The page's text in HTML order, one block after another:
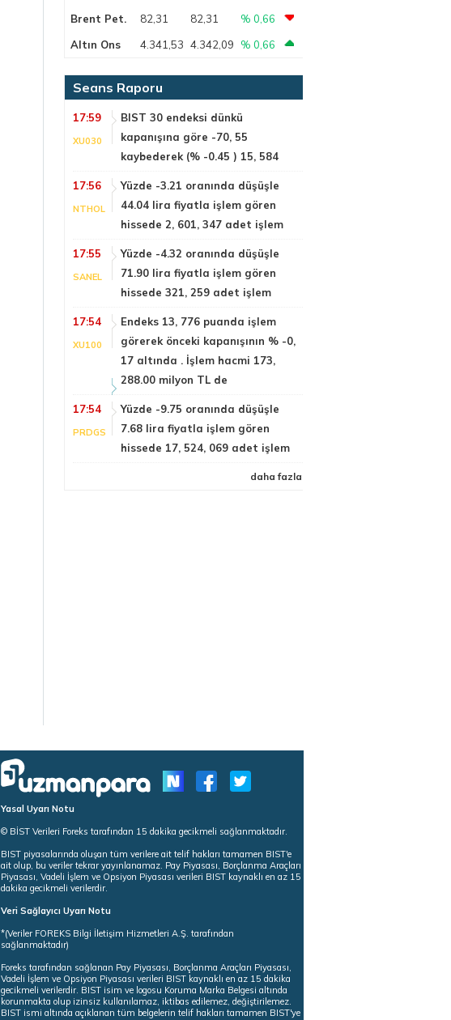
Brent Pet.
82,31 82,31
% 0,66
Altın Ons
4.341,53 4.342,09 % 0,66
Seans Raporu
17:59
XU030
BIST 30 endeksi dünkü
kapanışına göre -70, 55
kaybederek (% -0.45 ) 15, 584
17:56
NTHOL
Yüzde -3.21 oranında düşüşle
44.04 lira fiyatla işlem gören
hissede 2, 601, 347 adet işlem
17:55
SANEL
Yüzde -4.32 oranında düşüşle
71.90 lira fiyatla işlem gören
hissede 321, 259 adet işlem
17:54
XU100
Endeks 13, 776 puanda işlem
görerek önceki kapanışının % -0,
17 altında . İşlem hacmi 173,
288.00 milyon TL de
17:54
PRDGS
Yüzde -9.75 oranında düşüşle
7.68 lira fiyatla işlem gören
hissede 17, 524, 069 adet işlem
daha fazla
Yasal Uyarı Notu
© BİST Verileri Foreks tarafından 15 dakika gecikmeli sağlanmaktadır.
BIST piyasalarında oluşan tüm verilere ait telif hakları tamamen BIST'e
ait olup, bu veriler tekrar yayınlanamaz. Pay Piyasası, Borçlanma Araçları
Piyasası, Vadeli İşlem ve Opsiyon Piyasası verileri BIST kaynaklı en az 15
dakika gecikmeli verilerdir.
Veri Sağlayıcı Uyarı Notu
*(Veriler FOREKS Bilgi İletişim Hizmetleri A.Ş. tarafından
sağlanmaktadır)
Foreks tarafından sağlanan Pay Piyasası, Borçlanma Araçları Piyasası,
Vadeli İşlem ve Opsiyon Piyasası verileri BIST kaynaklı en az 15 dakika
gecikmeli verilerdir. BIST isim ve logosu Koruma Marka Belgesi altında
korunmakta olup izinsiz kullanılamaz, iktibas edilemez, değiştirilemez.
BIST ismi altında açıklanan tüm belgelerin telif hakları tamamen BIST'ye